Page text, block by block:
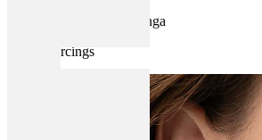
Iepirkties pēc pīrsinga
Piercings